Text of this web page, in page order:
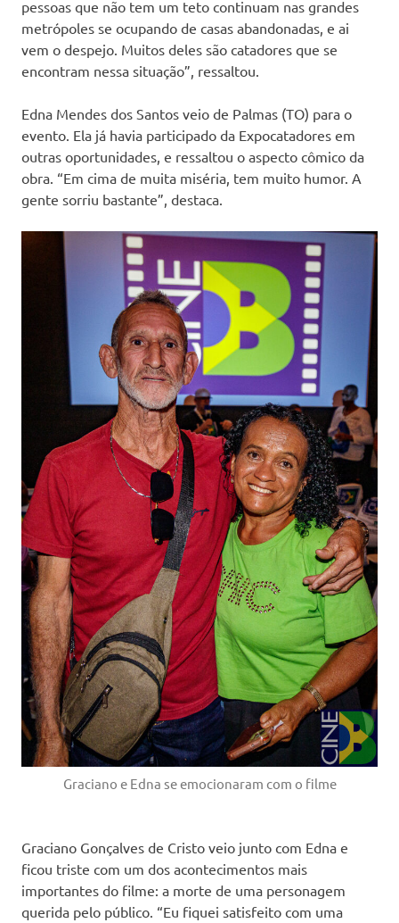
pessoas que não tem um teto continuam nas grandes
metrópoles se ocupando de casas abandonadas, e ai
vem o despejo. Muitos deles são catadores que se
encontram nessa situação”, ressaltou.
Edna Mendes dos Santos veio de Palmas (TO) para o
evento. Ela já havia participado da Expocatadores em
outras oportunidades, e ressaltou o aspecto cômico da
obra. “Em cima de muita miséria, tem muito humor. A
gente sorriu bastante”, destaca.
Graciano e Edna se emocionaram com o filme
Graciano Gonçalves de Cristo veio junto com Edna e
ficou triste com um dos acontecimentos mais
importantes do filme: a morte de uma personagem
querida pelo público. “Eu fiquei satisfeito com uma